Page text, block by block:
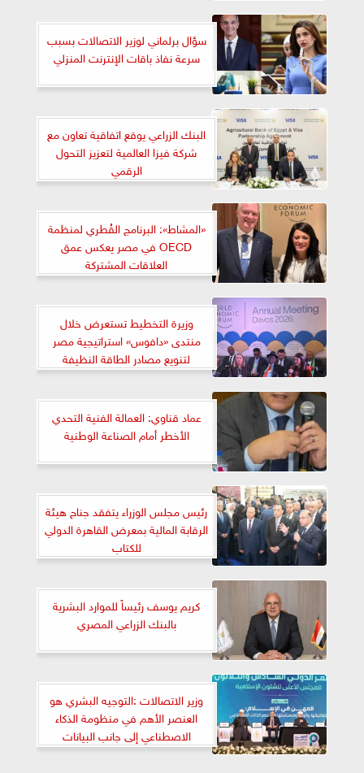
سؤال برلماني لوزير الاتصالات بسبب
سرعة نفاذ باقات الإنترنت المنزلي
البنك الزراعي يوقع اتفاقية تعاون مع
شركة فيزا العالمية لتعزيز التحول
الرقمي
«المشاط»: البرنامج القُطري لمنظمة
OECD في مصر يعكس عمق
العلاقات المشتركة
وزيرة التخطيط تستعرض خلال
منتدى «دافوس» استراتيجية مصر
لتنويع مصادر الطاقة النظيفة
عماد قناوي: العمالة الفنية التحدي
الأخطر أمام الصناعة الوطنية
رئيس مجلس الوزراء يتفقد جناح هيئة
الرقابة المالية بمعرض القاهرة الدولي
للكتاب
كريم يوسف رئيساً للموارد البشرية
بالبنك الزراعي المصري
وزير الاتصالات :التوجيه البشري هو
العنصر الأهم في منظومة الذكاء
الاصطناعي إلى جانب البيانات